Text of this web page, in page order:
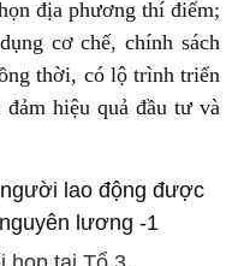
địa phương thí điểm;
cơ chế, chính sách
thời, có lộ trình triển
hiệu quả đầu tư và